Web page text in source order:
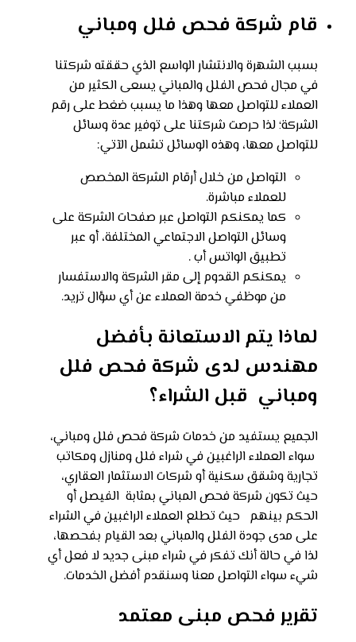
قام شركة فحص فلل ومباني
بسبب الشهرة والانتشار الواسع الذي حققته شركتنا
في مجال فحص الفلل والمباني يسعى الكثير من
العملاء للتواصل معها وهذا ما يسبب ضغط على رقم
الشركة؛ لذا حرصت شركتنا على توفير عدة وسائل
للتواصل معها، وهذه الوسائل تشمل الآتي:
التواصل من خلال أرقام الشركة المخصص
للعملاء مباشرة.
كما يمكنكم التواصل عبر صفحات الشركة على
وسائل التواصل الاجتماعي المختلفة، أو عبر
تطبيق الواتس أب .
يمكنكم القدوم إلى مقر الشركة والاستفسار
من موظفي خدمة العملاء عن أي سؤال تريد.
لماذا يتم الاستعانة بأفضل
مهندس لدى شركة فحص فلل
ومباني قبل الشراء؟
الجميع يستفيد من خدمات شركة فحص فلل ومباني،
سواء العملاء الراغبين في شراء فلل ومنازل ومكاتب
تجارية وشقق سكنية أو شركات الاستثمار العقاري،
حيث تكون شركة فحص المباني بمثابة الفيصل أو
الحكم بينهم حيث تطلع العملاء الراغبين في الشراء
على مدى جودة الفلل والمباني بعد القيام بفحصها،
لذا في حالة أنك تفكر في شراء مبنى جديد لا فعل أي
شيء سواء التواصل معنا وسنقدم أفضل الخدمات.
تقرير فحص مبنى معتمد